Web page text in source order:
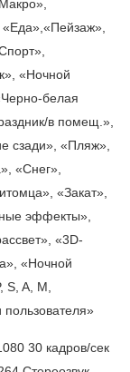
«Ночной
белая
в помещ.»,
сзади», «Пляж»,
«Снег»,
«Закат»,
эффекты»,
«3D-
«Ночной
S, A, M,
пользователя»
30 кадров/сек